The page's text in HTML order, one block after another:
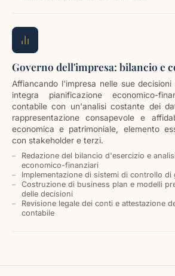
Governo dell'impresa: bilancio e
Affiancando l'impresa nelle sue
integra pianificazione economico-
contabile con un'analisi costante dei
rappresentazione consapevole e
economica e patrimoniale, elemento
con stakeholder e terzi.
Redazione del bilancio d'esercizio e
economico-finanziari
Implementazione di sistemi di controllo di
Costruzione di business plan e modelli
delle decisioni
Revisione legale dei conti e attestazione
contabile